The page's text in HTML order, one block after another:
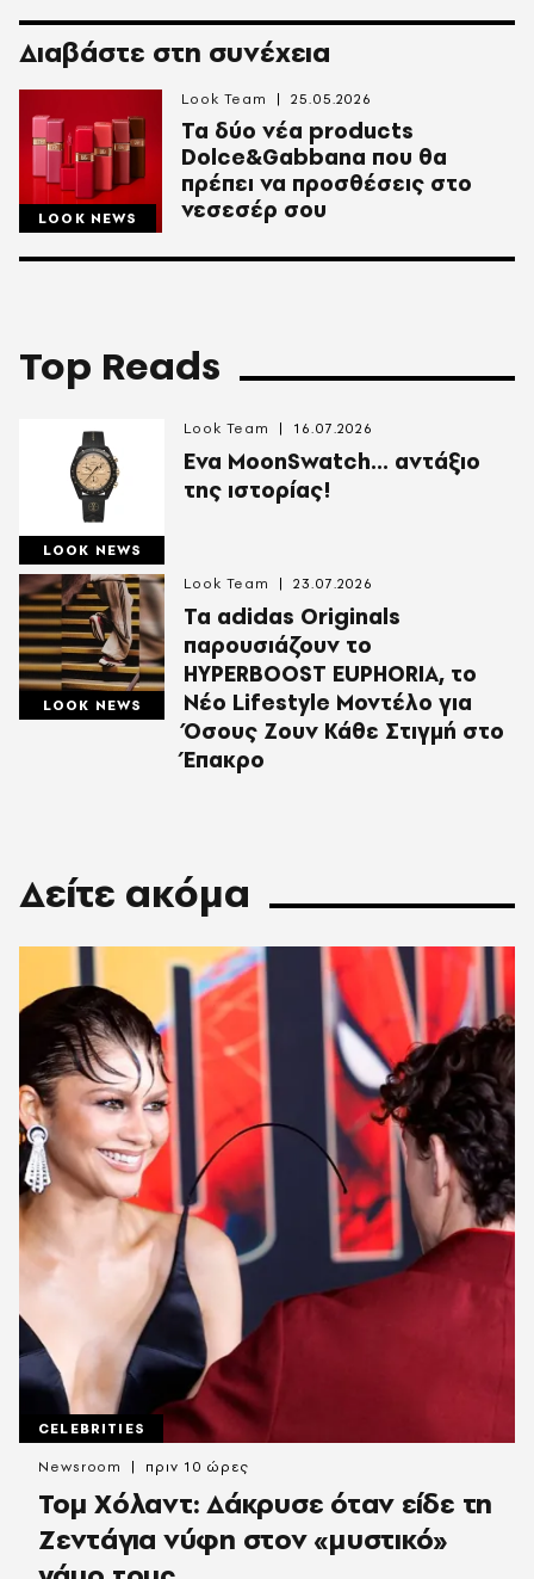
Διαβάστε στη συνέχεια
LOOK NEWS
Τα δύο νέα products
Dolce&Gabbana που θα
πρέπει να προσθέσεις στο
νεσεσέρ σου
Look Team 25.05.2026
Top Reads
LOOK NEWS
Ενα MoonSwatch... αντάξιο
της ιστορίας!
Look Team 16.07.2026
LOOK NEWS
Τα adidas Originals
παρουσιάζουν το
HYPERBOOST EUPHORIA, το
Νέο Lifestyle Μοντέλο για
Όσους Ζουν Κάθε Στιγμή στο
Έπακρο
Look Team 23.07.2026
Δείτε ακόμα
CELEBRITIES
Τομ Χόλαντ: Δάκρυσε όταν είδε τη
Ζεντάγια νύφη στον «μυστικό»
Newsroom πριν 10 ώρες